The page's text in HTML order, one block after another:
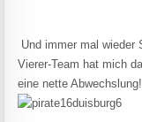
Und immer mal wieder
Vierer-Team hat mich
eine nette